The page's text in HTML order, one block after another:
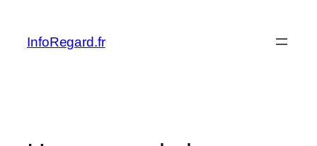
content
InfoRegard.fr